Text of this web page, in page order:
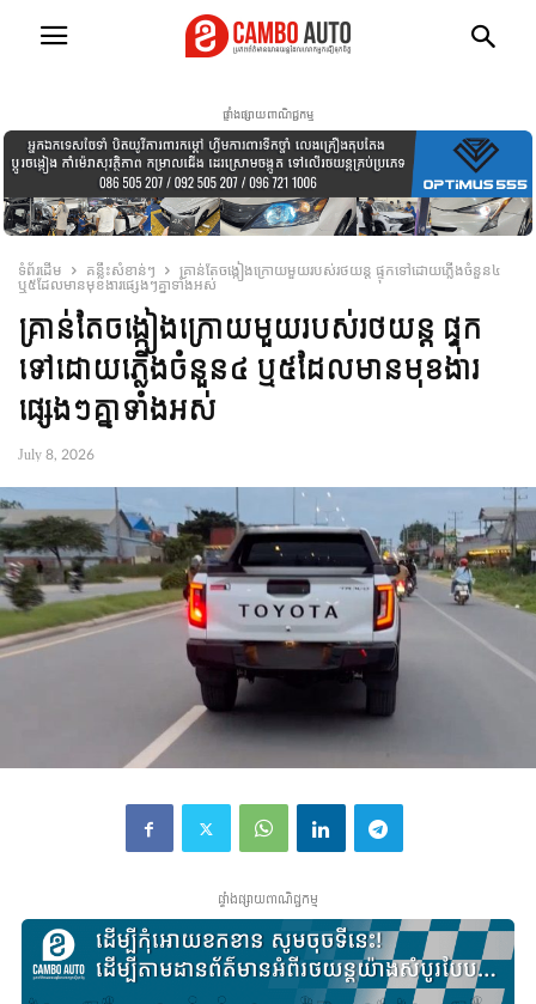
ផ្ទាំងផ្សាយពាណិជ្ជកម្ម
ទំព័រដើម គន្លឹះសំខាន់ៗ
គ្រាន់តែចង្កៀងក្រោយមួយរបស់រថយន្ត ផ្ទុកទៅដោយភ្លើងចំនួន៤
ឬ៥ដែលមានមុខងារផ្សេងៗគ្នាទាំងអស់
គ្រាន់តែចង្កៀងក្រោយមួយរបស់រថយន្ត ផ្ទុក
ទៅដោយភ្លើងចំនួន៤ ឬ៥ដែលមានមុខងារ
ផ្សេងៗគ្នាទាំងអស់
July 8, 2026
ផ្ទាំងផ្សាយពាណិជ្ជកម្ម